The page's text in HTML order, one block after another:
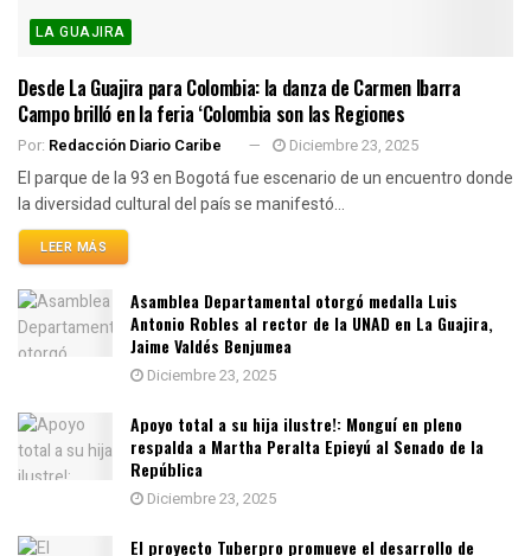
LA GUAJIRA
Desde La Guajira para Colombia: la danza de Carmen Ibarra
Campo brilló en la feria ‘Colombia son las Regiones
Por: Redacción Diario Caribe Diciembre 23, 2025
El parque de la 93 en Bogotá fue escenario de un encuentro donde
la diversidad cultural del país se manifestó...
LEER MÁS
Asamblea Departamental otorgó medalla Luis
Antonio Robles al rector de la UNAD en La Guajira,
Jaime Valdés Benjumea
Diciembre 23, 2025
Apoyo total a su hija ilustre!: Monguí en pleno
respalda a Martha Peralta Epieyú al Senado de la
República
Diciembre 23, 2025
El proyecto Tuberpro promueve el desarrollo de